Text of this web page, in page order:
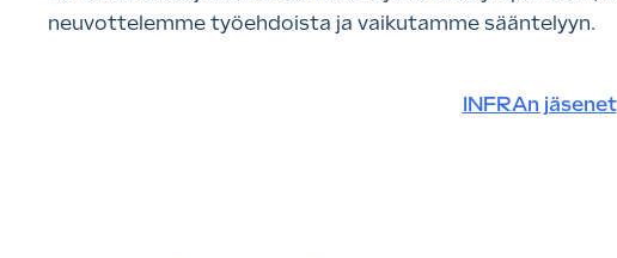
neuvottelemme työehdoista ja vaikutamme sääntelyyn.
INFRAn jäsenet